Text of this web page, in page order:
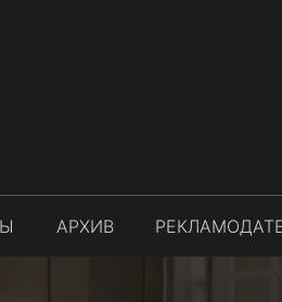
АРХИВ